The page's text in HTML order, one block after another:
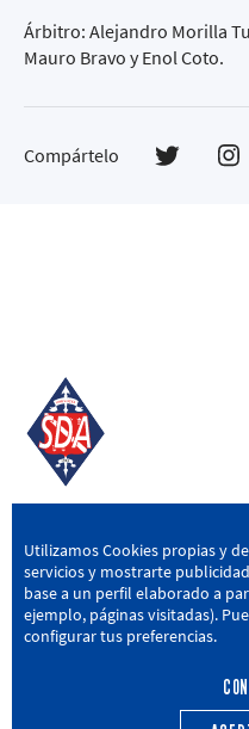
Árbitro: Alejandro Morilla
Mauro Bravo y Enol Coto.
Compártelo
SD AMOREBIETA
San Miguel Kalea, 16,
946 604 751 |
Utilizamos Cookies propias y
servicios y mostrarte
base a un perfil elaborado a
ejemplo, páginas visitadas).
configurar tus preferencias.